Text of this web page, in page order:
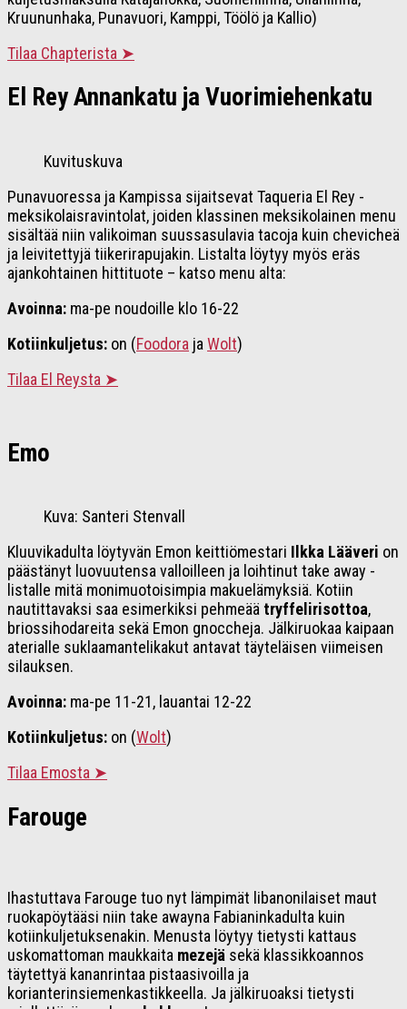
Kruununhaka, Punavuori, Kamppi, Töölö ja Kallio)
Tilaa Chapterista ➤
El Rey Annankatu ja Vuorimiehenkatu
Kuvituskuva
Punavuoressa ja Kampissa sijaitsevat Taqueria El Rey -
meksikolaisravintolat, joiden klassinen meksikolainen menu
sisältää niin valikoiman suussasulavia tacoja kuin chevicheä
ja leivitettyjä tiikerirapujakin. Listalta löytyy myös eräs
ajankohtainen hittituote – katso menu alta:
Avoinna: ma-pe noudoille klo 16-22
Kotiinkuljetus: on (Foodora ja Wolt)
Tilaa El Reysta ➤
Emo
Kuva: Santeri Stenvall
Kluuvikadulta löytyvän Emon keittiömestari Ilkka Lääveri on
päästänyt luovuutensa valloilleen ja loihtinut take away -
listalle mitä monimuotoisimpia makuelämyksiä. Kotiin
nautittavaksi saa esimerkiksi pehmeää tryffelirisottoa,
briossihodareita sekä Emon gnoccheja. Jälkiruokaa kaipaan
aterialle suklaamantelikakut antavat täyteläisen viimeisen
silauksen.
Avoinna: ma-pe 11-21, lauantai 12-22
Kotiinkuljetus: on (Wolt)
Tilaa Emosta ➤
Farouge
Ihastuttava Farouge tuo nyt lämpimät libanonilaiset maut
ruokapöytääsi niin take awayna Fabianinkadulta kuin
kotiinkuljetuksenakin. Menusta löytyy tietysti kattaus
uskomattoman maukkaita mezejä sekä klassikkoannos
täytettyä kananrintaa pistaasivoilla ja
korianterinsiemenkastikkeella. Ja jälkiruoaksi tietysti